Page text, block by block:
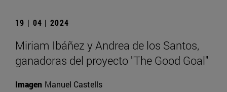
19 | 04 | 2024
Miriam Ibáñez y Andrea de los Santos,
ganadoras del proyecto "The Good Goal"
Imagen Manuel Castells